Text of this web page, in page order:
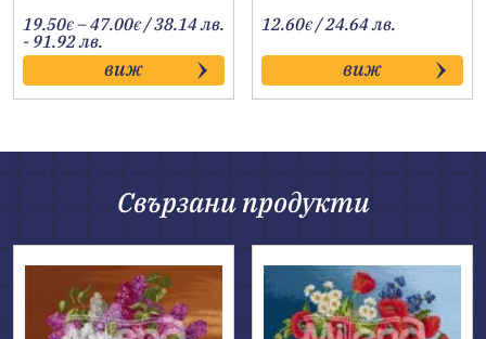
19.50€ –47.00€Price
range:
19.50€
through
47.00€
/ 38.14 лв.
- 91.92 лв.
виж
12.60€ / 24.64 лв.
виж
Свързани продукти